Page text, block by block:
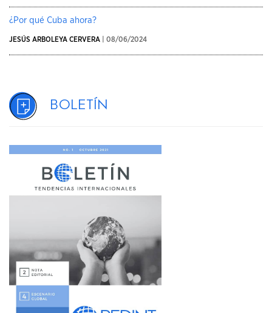
¿Por qué Cuba ahora?
JESÚS ARBOLEYA CERVERA | 08/06/2024
Boletín